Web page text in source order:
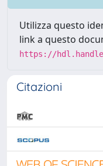
Utilizza questo
link a questo
https://
Citazioni